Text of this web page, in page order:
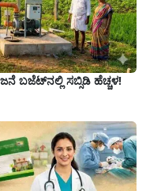
ಬಜೆಟ್‌ನಲ್ಲಿ ಸಬ್ಸಿಡಿ ಹೆಚ್ಚಳ!